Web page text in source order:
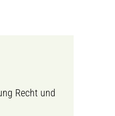
Recht und